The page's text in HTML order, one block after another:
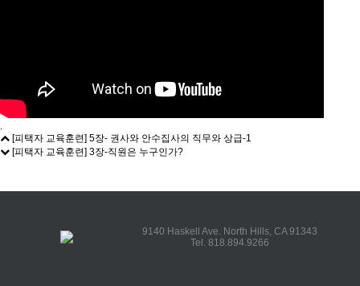
.
[피택자 교육훈련] 5장- 권사와 안수집사의 직무와 상급-1
[피택자 교육훈련] 3장-직원은 누구인가?
9140 Haskell Ave. North Hills, CA 91343
Tel. 818.894.9266